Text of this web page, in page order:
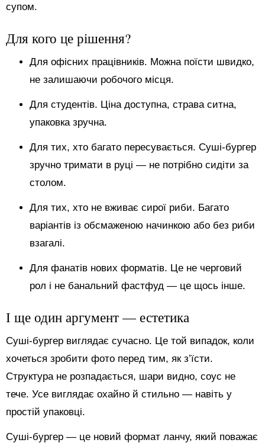
супом.
Для кого це рішення?
Для офісних працівників. Можна поїсти швидко,
не залишаючи робочого місця.
Для студентів. Ціна доступна, страва ситна,
упаковка зручна.
Для тих, хто багато пересувається. Суші-бургер
зручно тримати в руці — не потрібно сидіти за
столом.
Для тих, хто не вживає сирої риби. Багато
варіантів із обсмаженою начинкою або без риби
взагалі.
Для фанатів нових форматів. Це не черговий
рол і не банальний фастфуд — це щось інше.
І ще один аргумент — естетика
Суші-бургер виглядає сучасно. Це той випадок, коли
хочеться зробити фото перед тим, як з’їсти.
Структура не розпадається, шари видно, соус не
тече. Усе виглядає охайно й стильно — навіть у
простій упаковці.
Суші-бургер — це новий формат ланчу, який поважає